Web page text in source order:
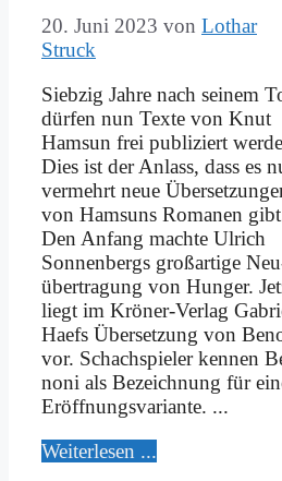
20. Juni 2023 von Lothar
Struck
Sieb­zig Jah­re nach sei­nem
dür­fen nun Tex­te von Knut
Ham­sun frei pu­bli­ziert
Dies ist der An­lass, dass es
ver­mehrt neue
von Ham­suns Ro­ma­nen
Den An­fang mach­te Ul­rich
Son­nen­bergs groß­ar­ti­ge
über­tra­gung von Hun­ger.
liegt im Krö­­ner-Ver­­lag
Haefs Über­set­zung von
vor. Schach­spie­ler ken­nen
noni als Be­zeich­nung für
Er­öff­nungs­va­ri­an­te. ...
Wei­ter­le­sen ...